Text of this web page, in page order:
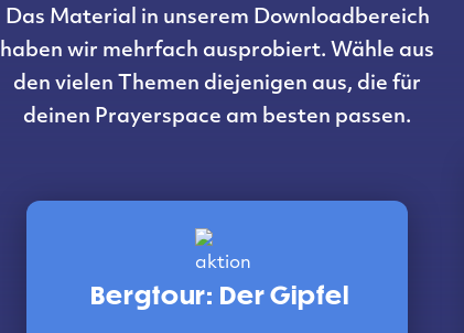
Das Material in unserem Downloadbereich
haben wir mehrfach ausprobiert. Wähle aus
den vielen Themen diejenigen aus, die für
deinen Prayerspace am besten passen.
Bergtour: Der Gipfel